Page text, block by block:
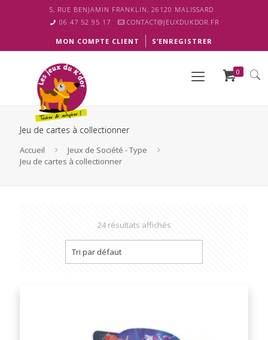
5, RUE BENJAMIN FRANKLIN, 26120 MALISSARD
06 47 52 95 17
CONTACT@JEUXDUKDOR.FR
MON COMPTE CLIENT S’ENREGISTRER
0
Jeu de cartes à collectionner
Accueil
Jeux de Société - Type
Jeu de cartes à collectionner
24 résultats affichés